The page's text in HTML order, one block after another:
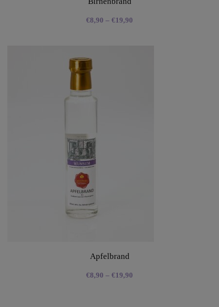
€8,90 – €19,90
Apfelbrand
€8,90 – €19,90